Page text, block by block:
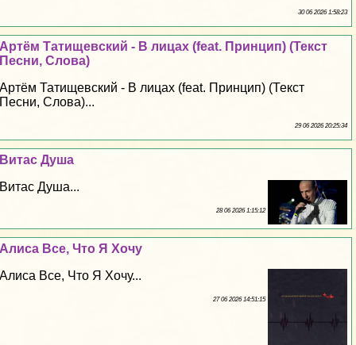
30 06 2026 1:58:23
Артём Татищевский - В лицах (feat. Принцип) (Текст
Песни, Слова)
Артём Татищевский - В лицах (feat. Принцип) (Текст
Песни, Слова)...
29 06 2026 20:25:34
Витас Душа
Витас Душа...
28 06 2026 1:15:12
Алиса Все, Что Я Хочу
Алиса Все, Что Я Хочу...
27 06 2026 14:51:15